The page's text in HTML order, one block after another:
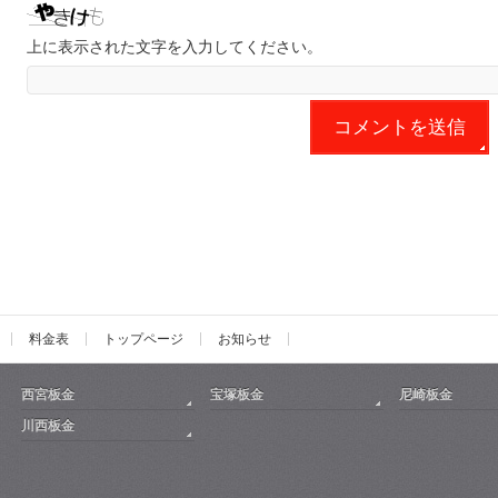
上に表示された文字を入力してください。
料金表 トップページ お知らせ
西宮板金 宝塚板金
尼崎板金
川西板金